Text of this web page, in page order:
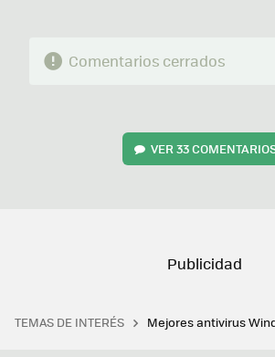
Comentarios cerrados
VER33
TEMAS DE INTERÉS Mejores antivirus